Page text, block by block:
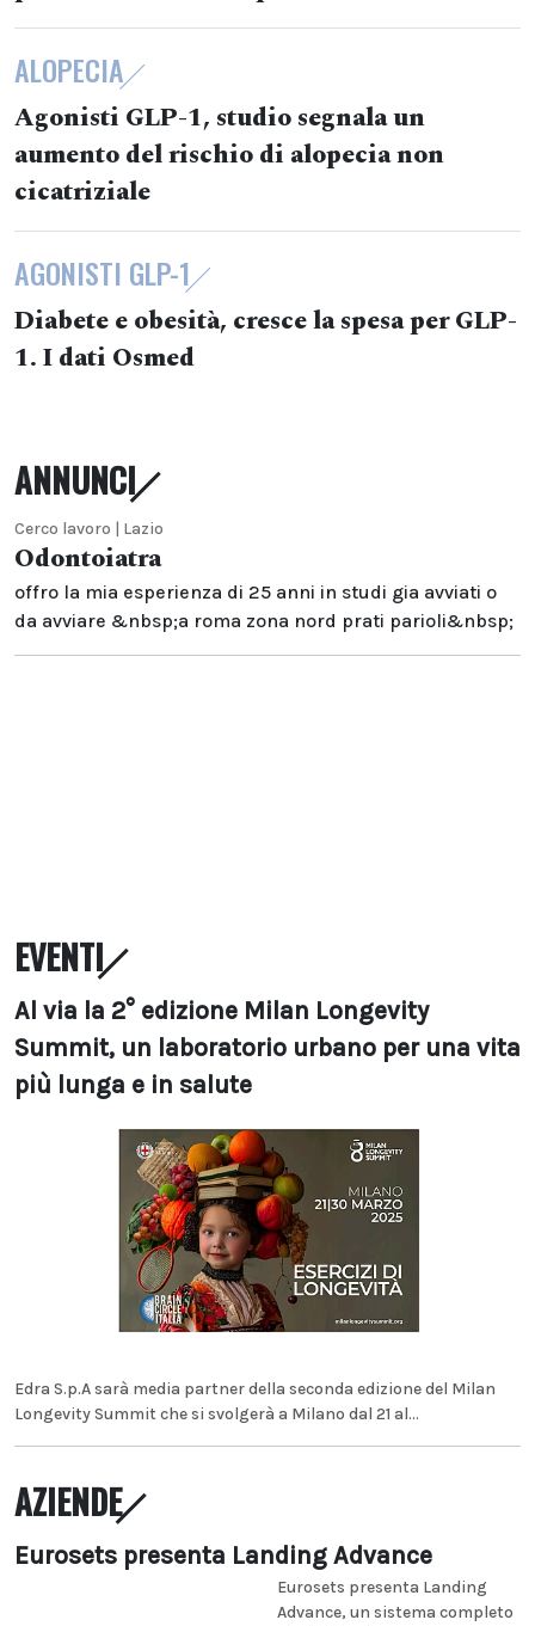
ALOPECIA
Agonisti GLP-1, studio segnala un
aumento del rischio di alopecia non
cicatriziale
AGONISTI GLP-1
Diabete e obesità, cresce la spesa per GLP-
1. I dati Osmed
ANNUNCI
Cerco lavoro | Lazio
Odontoiatra
offro la mia esperienza di 25 anni in studi gia avviati o
da avviare &nbsp;a roma zona nord prati parioli&nbsp;
EVENTI
Al via la 2° edizione Milan Longevity
Summit, un laboratorio urbano per una vita
più lunga e in salute
Edra S.p.A sarà media partner della seconda edizione del Milan
Longevity Summit che si svolgerà a Milano dal 21 al...
AZIENDE
Eurosets presenta Landing Advance
Eurosets presenta Landing
Advance, un sistema completo